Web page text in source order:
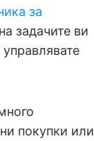
за
задачите ви
покупки или